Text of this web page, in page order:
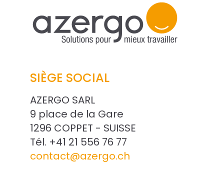
SIÈGE SOCIAL
AZERGO SARL
9 place de la Gare
1296 COPPET - SUISSE
Tél. +41 21 556 76 77
contact@azergo.ch